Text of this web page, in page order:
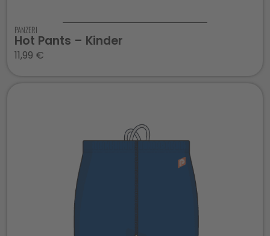
PANZERI
Hot Pants – Kinder
11,99 €